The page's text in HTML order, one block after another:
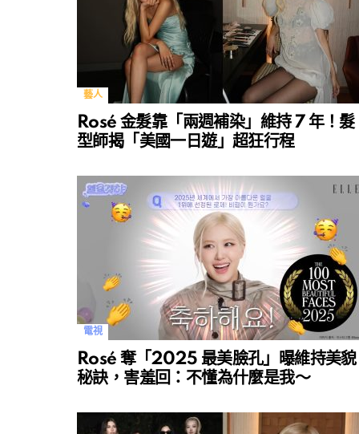
藝人
Rosé 金髮靠「兩週補染」維持 7 年！髮
型師揭「美國一日遊」超狂行程
電視
Rosé 奪「2025 最美臉孔」曝維持美貌
秘訣，害羞回：不懂為什麼是我～